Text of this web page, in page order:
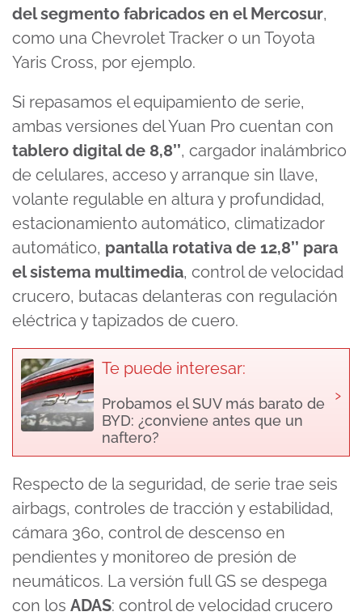
del segmento fabricados en el Mercosur,
como una Chevrolet Tracker o un Toyota
Yaris Cross, por ejemplo.
Si repasamos el equipamiento de serie,
ambas versiones del Yuan Pro cuentan con
tablero digital de 8,8’’, cargador inalámbrico
de celulares, acceso y arranque sin llave,
volante regulable en altura y profundidad,
estacionamiento automático, climatizador
automático, pantalla rotativa de 12,8’’ para
el sistema multimedia, control de velocidad
crucero, butacas delanteras con regulación
eléctrica y tapizados de cuero.
Te puede interesar:
Probamos el SUV más barato de
BYD: ¿conviene antes que un
naftero?
›
Respecto de la seguridad, de serie trae seis
airbags, controles de tracción y estabilidad,
cámara 360, control de descenso en
pendientes y monitoreo de presión de
neumáticos. La versión full GS se despega
con los ADAS: control de velocidad crucero